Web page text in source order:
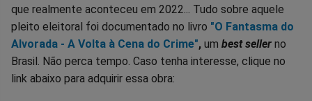
que realmente aconteceu em 2022... Tudo sobre aquele
pleito eleitoral foi documentado no livro "O Fantasma do
Alvorada - A Volta à Cena do Crime", um best seller no
Brasil. Não perca tempo. Caso tenha interesse, clique no
link abaixo para adquirir essa obra: